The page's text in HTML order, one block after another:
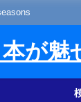
が